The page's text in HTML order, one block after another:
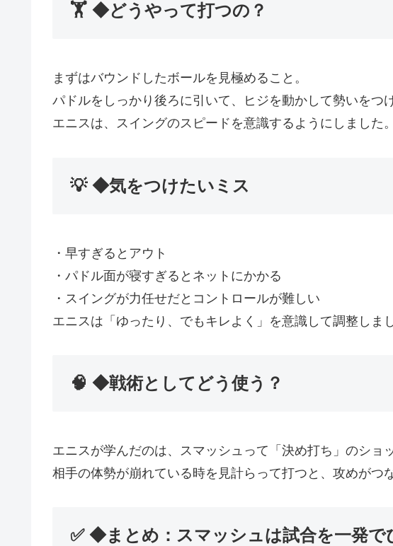
🏋️ ◆どうやって打つの？
まずはバウンドしたボールを見極めること。
パドルをしっかり後ろに引いて、ヒジを動かして勢いをつ
エニスは、スイングのスピードを意識するようにしました。
💡 ◆気をつけたいミス
・早すぎるとアウト
・パドル面が寝すぎるとネットにかかる
・スイングが力任せだとコントロールが難しい
エニスは「ゆったり、でもキレよく」を意識して調整しまし
🧠 ◆戦術としてどう使う？
エニスが学んだのは、スマッシュって「決め打ち」のショ
相手の体勢が崩れている時を見計らって打つと、攻めがつ
✅ ◆まとめ：スマッシュは試合を一発で